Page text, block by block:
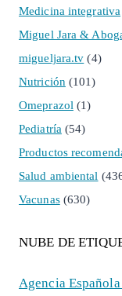
Medicina integrativa
Miguel Jara &
migueljara.tv (4)
Nutrición(101)
Omeprazol(1)
Pediatría(54)
Productos
Salud ambiental
Vacunas(630)
NUBE DE
Agencia